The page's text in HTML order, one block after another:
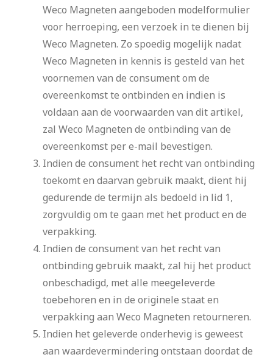
Weco Magneten aangeboden modelformulier
voor herroeping, een verzoek in te dienen bij
Weco Magneten. Zo spoedig mogelijk nadat
Weco Magneten in kennis is gesteld van het
voornemen van de consument om de
overeenkomst te ontbinden en indien is
voldaan aan de voorwaarden van dit artikel,
zal Weco Magneten de ontbinding van de
overeenkomst per e-mail bevestigen.
Indien de consument het recht van ontbinding
toekomt en daarvan gebruik maakt, dient hij
gedurende de termijn als bedoeld in lid 1,
zorgvuldig om te gaan met het product en de
verpakking.
Indien de consument van het recht van
ontbinding gebruik maakt, zal hij het product
onbeschadigd, met alle meegeleverde
toebehoren en in de originele staat en
verpakking aan Weco Magneten retourneren.
Indien het geleverde onderhevig is geweest
aan waardevermindering ontstaan doordat de